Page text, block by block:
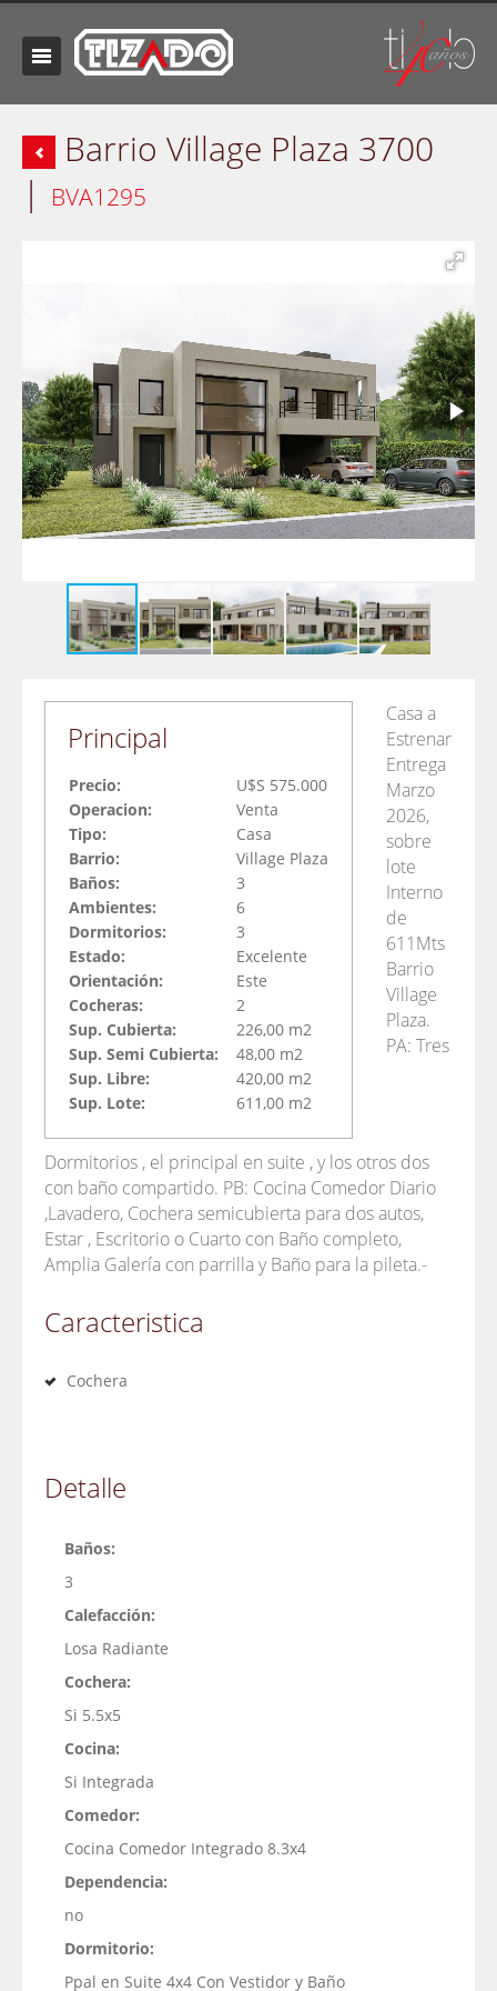
Barrio Village Plaza 3700
|
BVA1295
Principal
Precio:
U$S 575.000
Operacion:
Venta
Tipo:
Casa
Barrio:
Village Plaza
Baños:
3
Ambientes:
6
Dormitorios:
3
Estado:
Excelente
Orientación:
Este
Cocheras:
2
Sup. Cubierta:
226,00 m2
Sup. Semi Cubierta:
48,00 m2
Sup. Libre:
420,00 m2
Sup. Lote:
611,00 m2
Casa a
Estrenar
Entrega
Marzo
2026,
sobre
lote
Interno
de
611Mts
Barrio
Village
Plaza.
PA: Tres
Dormitorios , el principal en suite , y los otros dos
con baño compartido. PB: Cocina Comedor Diario
,Lavadero, Cochera semicubierta para dos autos,
Estar , Escritorio o Cuarto con Baño completo,
Amplia Galería con parrilla y Baño para la pileta.-
Caracteristica
Cochera
Detalle
Baños:
3
Calefacción:
Losa Radiante
Cochera:
Si 5.5x5
Cocina:
Si Integrada
Comedor:
Cocina Comedor Integrado 8.3x4
Dependencia:
no
Dormitorio:
Ppal en Suite 4x4 Con Vestidor y Baño